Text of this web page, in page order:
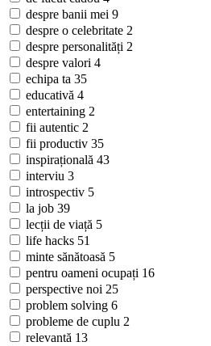
despre banii mei 9
despre o celebritate 2
despre personalități 2
despre valori 4
echipa ta 35
educativă 4
entertaining 2
fii autentic 2
fii productiv 35
inspirațională 43
interviu 3
introspectiv 5
la job 39
lecții de viață 5
life hacks 51
minte sănătoasă 5
pentru oameni ocupați 16
perspective noi 25
problem solving 6
probleme de cuplu 2
relevantă 13